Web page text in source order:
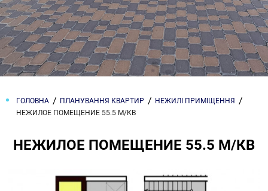
ГОЛОВНА ПЛАНУВАННЯ КВАРТИР
НЕЖИЛІ ПРИМІЩЕННЯ
НЕЖИЛОЕ ПОМЕЩЕНИЕ 55.5 М/КВ
НЕЖИЛОЕ ПОМЕЩЕНИЕ 55.5 М/КВ